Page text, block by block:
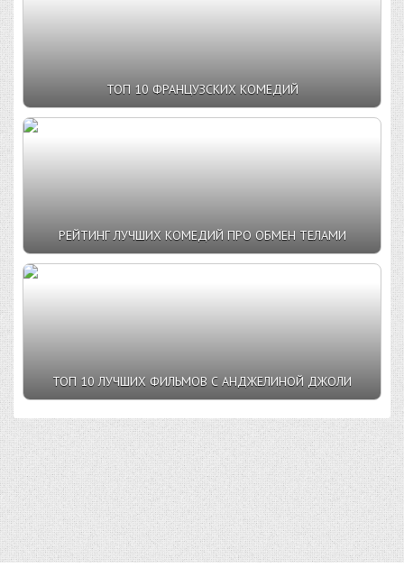
ТОП 10 ФРАНЦУЗСКИХ КОМЕДИЙ
РЕЙТИНГ ЛУЧШИХ КОМЕДИЙ ПРО ОБМЕН ТЕЛАМИ
ТОП 10 ЛУЧШИХ ФИЛЬМОВ С АНДЖЕЛИНОЙ ДЖОЛИ